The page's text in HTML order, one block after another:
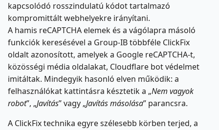
kapcsolódó rosszindulatú kódot tartalmazó
kompromittált webhelyekre irányítani.
A hamis reCAPTCHA elemek és a vágólapra másoló
funkciók keresésével a Group-IB többféle ClickFix
oldalt azonosított, amelyek a Google reCAPTCHA-t,
közösségi média oldalakat, Cloudflare bot védelmet
imitáltak. Mindegyik hasonló elven működik: a
felhasználókat kattintásra késztetik a „Nem vagyok
robot”, „Javítás” vagy „Javítás másolása” parancsra.
A ClickFix technika egyre szélesebb körben terjed, a